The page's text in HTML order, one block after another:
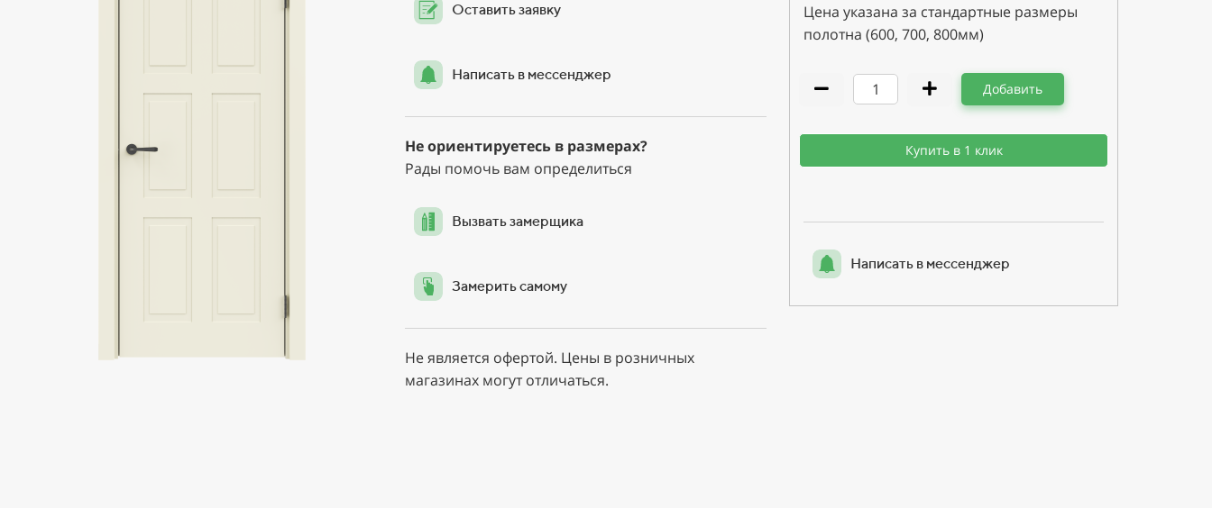
Оставить заявку
Написать в мессенджер
Не ориентируетесь в размерах?
Рады помочь вам определиться
Вызвать замерщика
Замерить самому
Не является офертой. Цены в розничных
магазинах могут отличаться.
Цена указана за стандартные размеры
полотна (600, 700, 800мм)
Добавить
Купить в 1 клик
Написать в мессенджер